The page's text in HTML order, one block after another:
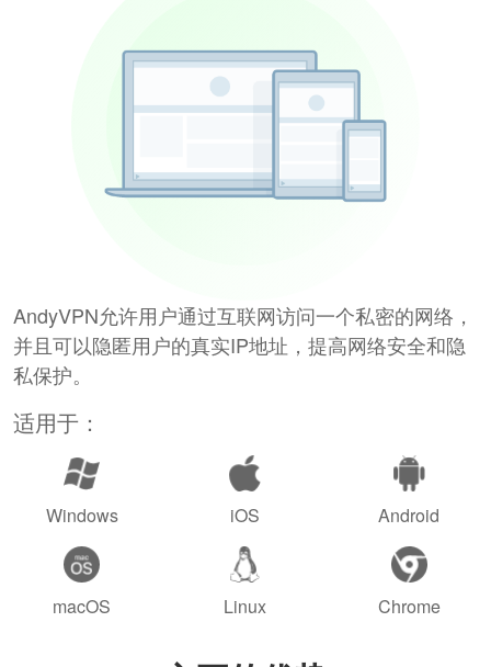
AndyVPN允许用户通过互联网访问一个私密的网络，
并且可以隐匿用户的真实IP地址，提高网络安全和隐
私保护。
适用于：
Windows iOS Android
macOS Linux Chrome